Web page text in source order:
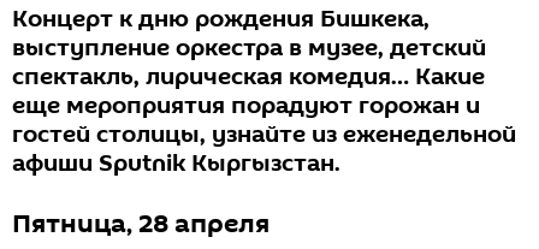
Концерт к дню рождения Бишкека,
выступление оркестра в музее, детский
спектакль, лирическая комедия… Какие
еще мероприятия порадуют горожан и
гостей столицы, узнайте из еженедельной
афиши Sputnik Кыргызстан.
Пятница, 28 апреля